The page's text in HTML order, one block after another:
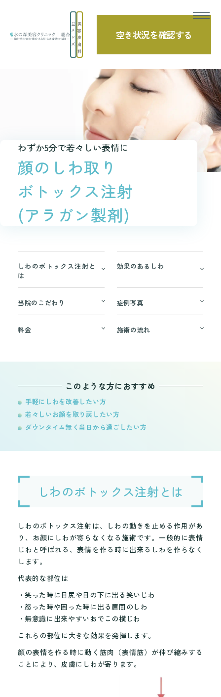
メ
ン
ズ
美
容
皮
膚
科
空き状況を確認する
TOP 診療項目 しわ・たるみ取り(若返り治療) 顔のしわ取りボト
わずか5分で若々しい表情に
顔のしわ取り
ボトックス注射
(アラガン製剤)
しわのボトックス注射と
は
効果のあるしわ
当院のこだわり 症例写真
料金 施術の流れ
このような方におすすめ
手軽にしわを改善したい方
若々しいお顔を取り戻したい方
ダウンタイム無く当日から過ごしたい方
しわのボトックス注射とは
しわのボトックス注射は、しわの動きを止める作用があ
り、お顔にしわが寄らなくなる施術です。一般的に表情
じわと呼ばれる、表情を作る時に出来るしわを作らなく
します。
代表的な部位は
笑った時に目尻や目の下に出る笑いじわ
怒った時や困った時に出る眉間のしわ
無意識に出来やすいおでこの横じわ
これらの部位に大きな効果を発揮します。
顔の表情を作る時に動く筋肉（表情筋）が伸び縮みする
ことにより、皮膚にしわが寄ります。